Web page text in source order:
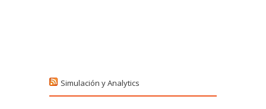
Simulación y Analytics